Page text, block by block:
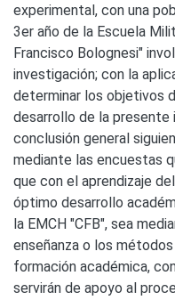
experimental, con una
3er año de la Escuela
Francisco Bolognesi"
investigación; con la
determinar los objetivos
desarrollo de la presente
conclusión general
mediante las encuestas
que con el aprendizaje
óptimo desarrollo
la EMCH "CFB", sea
enseñanza o los
formación académica,
servirán de apoyo al